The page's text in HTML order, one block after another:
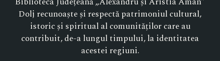
Dolj recunoaște și respectă patrimoniul cultural,
istoric și spiritual al comunităților care au
contribuit, de-a lungul timpului, la identitatea
acestei regiuni.